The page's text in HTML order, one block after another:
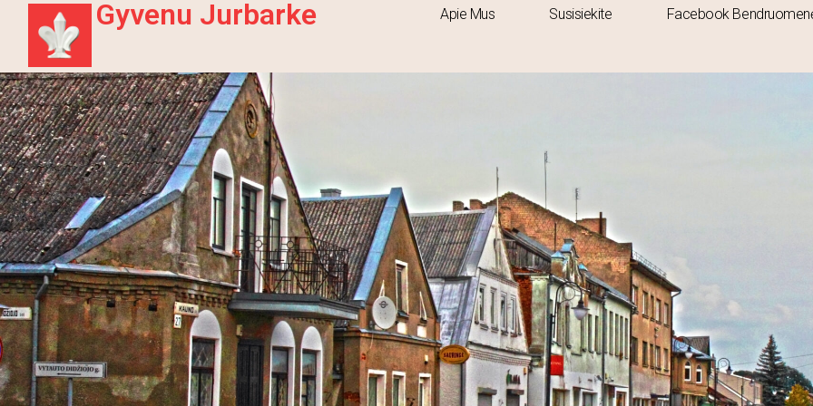
Gyvenu Jurbarke Apie Mus Susisiekite Facebook